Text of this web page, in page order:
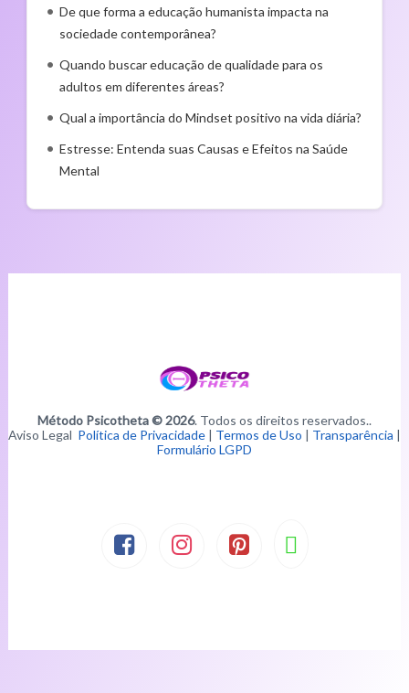
De que forma a educação humanista impacta na
sociedade contemporânea?
Quando buscar educação de qualidade para os
adultos em diferentes áreas?
Qual a importância do Mindset positivo na vida diária?
Estresse: Entenda suas Causas e Efeitos na Saúde
Mental
Método Psicotheta © 2026. Todos os direitos reservados..
Aviso Legal Política de Privacidade | Termos de Uso | Transparência |
Formulário LGPD